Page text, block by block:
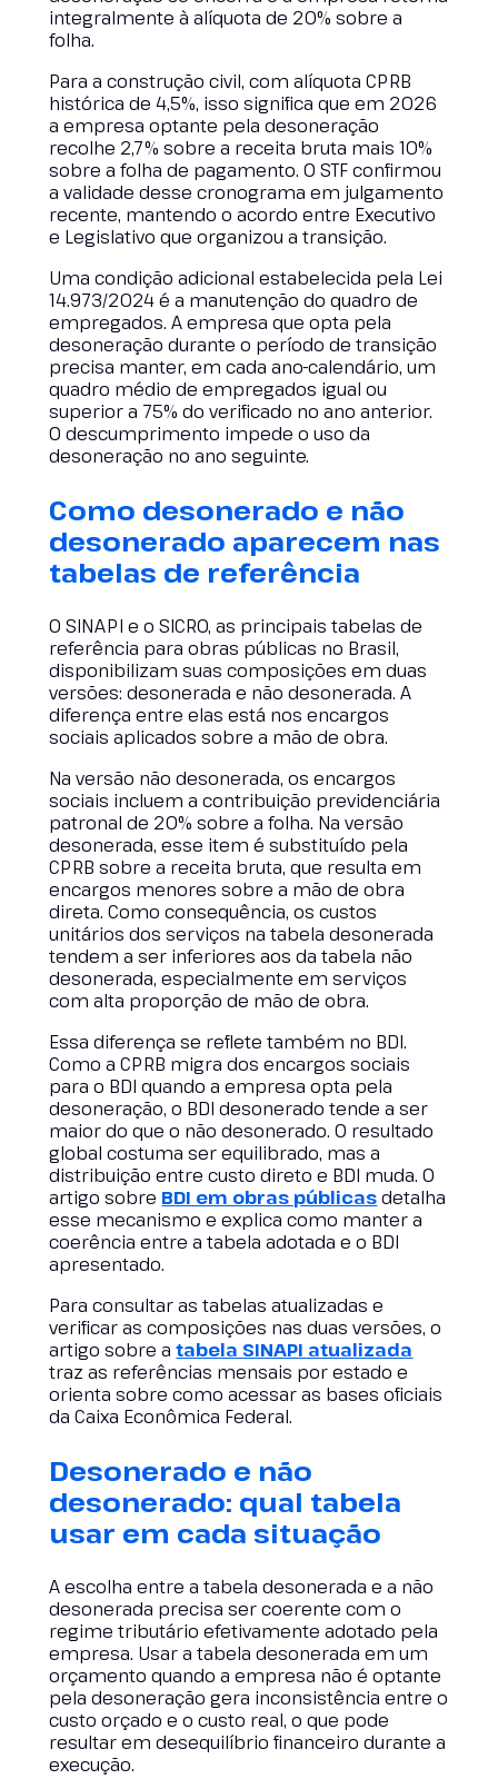
integralmente à alíquota de 20% sobre a
folha.
Para a construção civil, com alíquota CPRB
histórica de 4,5%, isso significa que em 2026
a empresa optante pela desoneração
recolhe 2,7% sobre a receita bruta mais 10%
sobre a folha de pagamento. O STF confirmou
a validade desse cronograma em julgamento
recente, mantendo o acordo entre Executivo
e Legislativo que organizou a transição.
Uma condição adicional estabelecida pela Lei
14.973/2024 é a manutenção do quadro de
empregados. A empresa que opta pela
desoneração durante o período de transição
precisa manter, em cada ano-calendário, um
quadro médio de empregados igual ou
superior a 75% do verificado no ano anterior.
O descumprimento impede o uso da
desoneração no ano seguinte.
Como desonerado e não
desonerado aparecem nas
tabelas de referência
O SINAPI e o SICRO, as principais tabelas de
referência para obras públicas no Brasil,
disponibilizam suas composições em duas
versões: desonerada e não desonerada. A
diferença entre elas está nos encargos
sociais aplicados sobre a mão de obra.
Na versão não desonerada, os encargos
sociais incluem a contribuição previdenciária
patronal de 20% sobre a folha. Na versão
desonerada, esse item é substituído pela
CPRB sobre a receita bruta, que resulta em
encargos menores sobre a mão de obra
direta. Como consequência, os custos
unitários dos serviços na tabela desonerada
tendem a ser inferiores aos da tabela não
desonerada, especialmente em serviços
com alta proporção de mão de obra.
Essa diferença se reflete também no BDI.
Como a CPRB migra dos encargos sociais
para o BDI quando a empresa opta pela
desoneração, o BDI desonerado tende a ser
maior do que o não desonerado. O resultado
global costuma ser equilibrado, mas a
distribuição entre custo direto e BDI muda. O
artigo sobre BDI em obras públicasdetalha
esse mecanismo e explica como manter a
coerência entre a tabela adotada e o BDI
apresentado.
Para consultar as tabelas atualizadas e
verificar as composições nas duas versões, o
artigo sobre atabela SINAPI atualizada
traz as referências mensais por estado e
orienta sobre como acessar as bases oficiais
da Caixa Econômica Federal.
Desonerado e não
desonerado: qual tabela
usar em cada situação
A escolha entre a tabela desonerada e a não
desonerada precisa ser coerente com o
regime tributário efetivamente adotado pela
empresa. Usar a tabela desonerada em um
orçamento quando a empresa não é optante
pela desoneração gera inconsistência entre o
custo orçado e o custo real, o que pode
resultar em desequilíbrio financeiro durante a
execução.